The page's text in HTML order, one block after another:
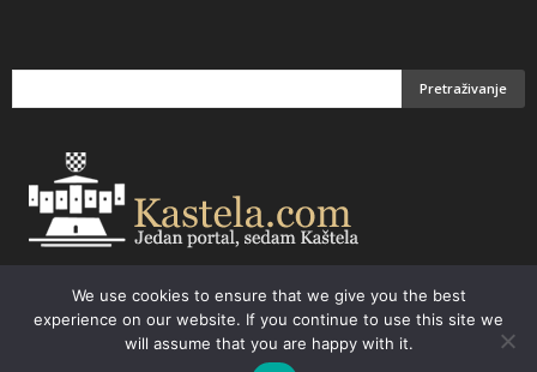
kastela@kastela.com Tel: +385 21 232-437 Izrada web stranica,
prodaja informatičke opreme. Vaš izbor –
Parchy Computers
We use cookies to ensure that we give you the best
experience on our website. If you continue to use this site we
will assume that you are happy with it.